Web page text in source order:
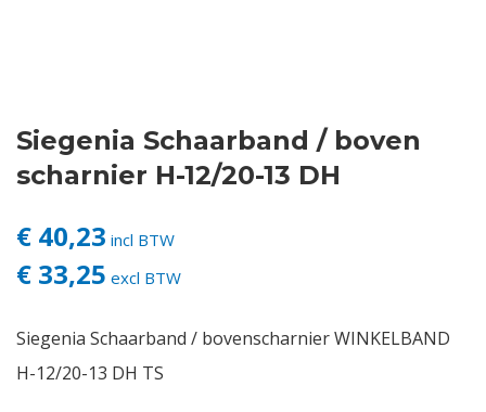
Producten
Actueel
Login
Siegenia Schaarband / boven
scharnier H-12/20-13 DH
€ 40,23 incl BTW
€ 33,25 excl BTW
Siegenia Schaarband / bovenscharnier WINKELBAND
H-12/20-13 DH TS